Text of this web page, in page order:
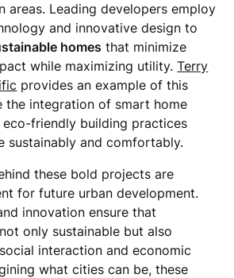
areas. Leading developers employ
and innovative design to
homes that minimize
while maximizing utility.Terry
provides an example of this
the integration of smart home
friendly building practices
sustainably and comfortably.
these bold projects are
for future urban development.
innovation ensure that
only sustainable but also
interaction and economic
what cities can be, these